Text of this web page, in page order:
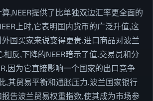
,NEER提供了比单独双边汇率更全面的
上时,它表明国内货币的广泛升值,这
国买家来说变得更贵,进口商品对波兰
反,下降的NEER暗示了值.交易员和分
因为它直接影响一个国家的出口竞争
,其贸易平衡和通胀压力.波兰国家银行
告波兰贸易权重指数,使其成为市场参